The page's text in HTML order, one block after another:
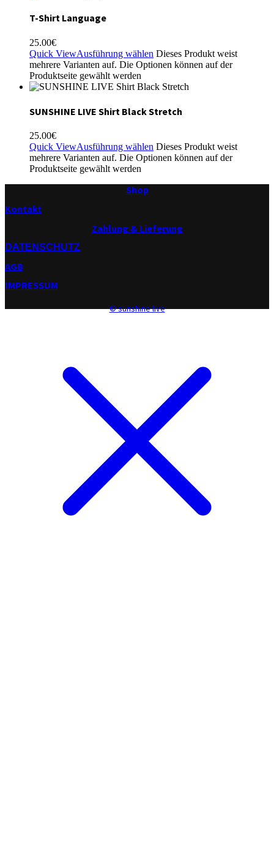
T-Shirt Language
25.00€
Quick ViewAusführung wählen Dieses Produkt weist
mehrere Varianten auf. Die Optionen können auf der
Produktseite gewählt werden
SUNSHINE LIVE Shirt Black Stretch
25.00€
Quick ViewAusführung wählen Dieses Produkt weist
mehrere Varianten auf. Die Optionen können auf der
Produktseite gewählt werden
Shop
Kontakt
Zahlung & Lieferung
DATENSCHUTZ
AGB
IMPRESSUM
© sunshine live